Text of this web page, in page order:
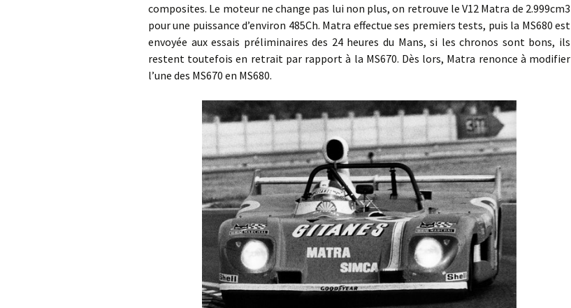
composites. Le moteur ne change pas lui non plus, on retrouve le V12 Matra de 2.999cm3
pour une puissance d’environ 485Ch. Matra effectue ses premiers tests, puis la MS680 est
envoyée aux essais préliminaires des 24 heures du Mans, si les chronos sont bons, ils
restent toutefois en retrait par rapport à la MS670. Dès lors, Matra renonce à modifier
l’une des MS670 en MS680.